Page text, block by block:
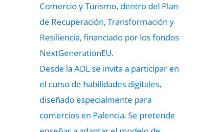
Comercio y Turismo, dentro del Plan
de Recuperación, Transformación y
Resiliencia, financiado por los fondos
NextGenerationEU.
Desde la ADL se invita a participar en
el curso de habilidades digitales,
diseñado especialmente para
comercios en Palencia. Se pretende